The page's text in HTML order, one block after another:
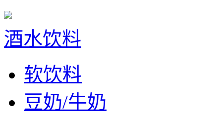
酒水饮料
软饮料
豆奶/牛奶